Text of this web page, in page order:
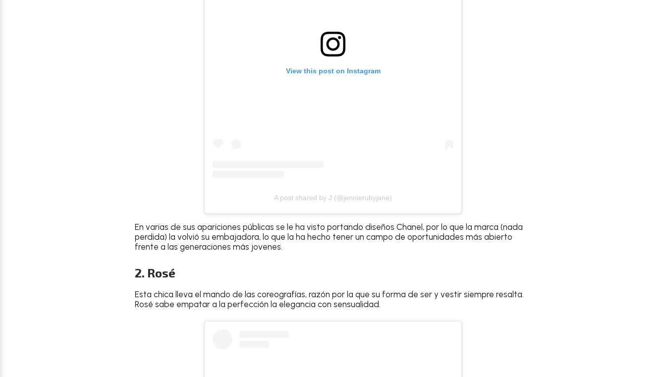
View this post on Instagram
A post shared by J (@jennierubyjane)
En varias de sus apariciones públicas se le ha visto portando diseños Chanel, por lo que la marca (nada
perdida) la volvió su embajadora, lo que la ha hecho tener un campo de oportunidades más abierto
frente a las generaciones más jovenes.
2. Rosé
Esta chica lleva el mando de las coreografías, razón por la que su forma de ser y vestir siempre resalta.
Rosé sabe empatar a la perfección la elegancia con sensualidad.